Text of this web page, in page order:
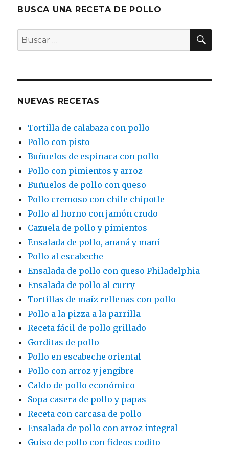
BUSCA UNA RECETA DE POLLO
Buscar
por:
NUEVAS RECETAS
Tortilla de calabaza con pollo
Pollo con pisto
Buñuelos de espinaca con pollo
Pollo con pimientos y arroz
Buñuelos de pollo con queso
Pollo cremoso con chile chipotle
Pollo al horno con jamón crudo
Cazuela de pollo y pimientos
Ensalada de pollo, ananá y maní
Pollo al escabeche
Ensalada de pollo con queso Philadelphia
Ensalada de pollo al curry
Tortillas de maíz rellenas con pollo
Pollo a la pizza a la parrilla
Receta fácil de pollo grillado
Gorditas de pollo
Pollo en escabeche oriental
Pollo con arroz y jengibre
Caldo de pollo económico
Sopa casera de pollo y papas
Receta con carcasa de pollo
Ensalada de pollo con arroz integral
Guiso de pollo con fideos codito